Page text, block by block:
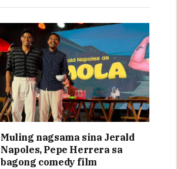
Muling nagsama sina Jerald
Napoles, Pepe Herrera sa
bagong comedy film